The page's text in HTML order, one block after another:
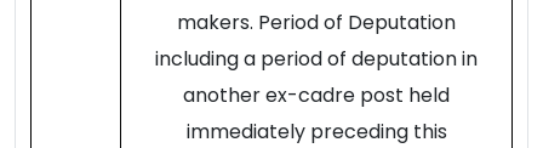
makers. Period of Deputation
including a period of deputation in
another ex-cadre post held
immediately preceding this